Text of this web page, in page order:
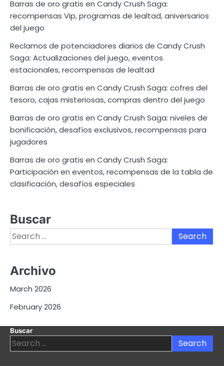
Barras de oro gratis en Candy Crush Saga:
recompensas Vip, programas de lealtad, aniversarios
del juego
Reclamos de potenciadores diarios de Candy Crush
Saga: Actualizaciones del juego, eventos
estacionales, recompensas de lealtad
Barras de oro gratis en Candy Crush Saga: cofres del
tesoro, cajas misteriosas, compras dentro del juego
Barras de oro gratis en Candy Crush Saga: niveles de
bonificación, desafíos exclusivos, recompensas para
jugadores
Barras de oro gratis en Candy Crush Saga:
Participación en eventos, recompensas de la tabla de
clasificación, desafíos especiales
Buscar
Search
for:
Archivo
March 2026
February 2026
Buscar
Search
for: